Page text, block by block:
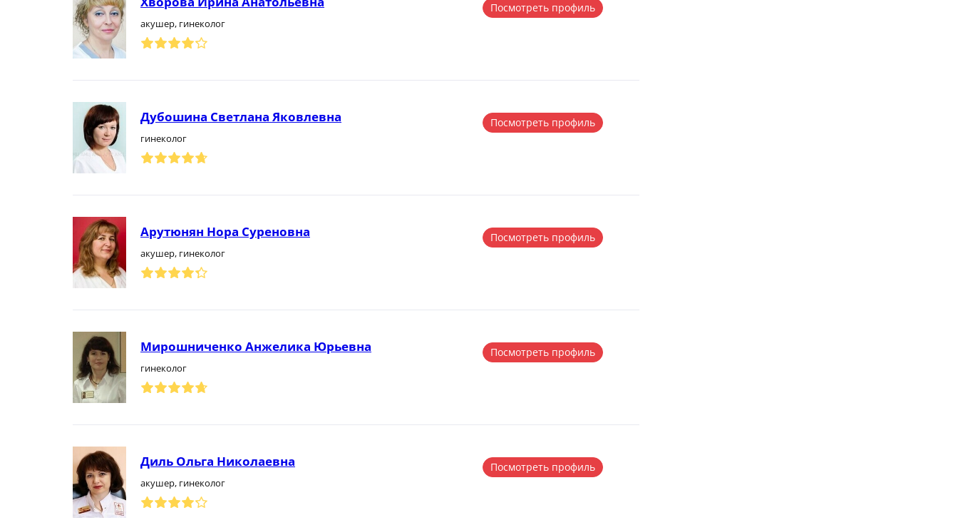
акушер, гинеколог
Посмотреть профиль
Дубошина Светлана Яковлевна
гинеколог
Посмотреть профиль
Арутюнян Нора Суреновна
акушер, гинеколог
Посмотреть профиль
Мирошниченко Анжелика Юрьевна
гинеколог
Посмотреть профиль
Диль Ольга Николаевна
акушер, гинеколог
Посмотреть профиль